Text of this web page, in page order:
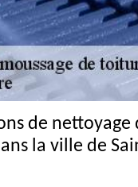
de nettoyage
la ville de